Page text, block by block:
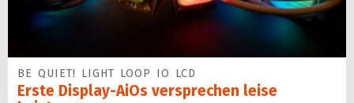
BE QUIET! LIGHT LOOP IO LCD
Erste Display-AiOs versprechen leise